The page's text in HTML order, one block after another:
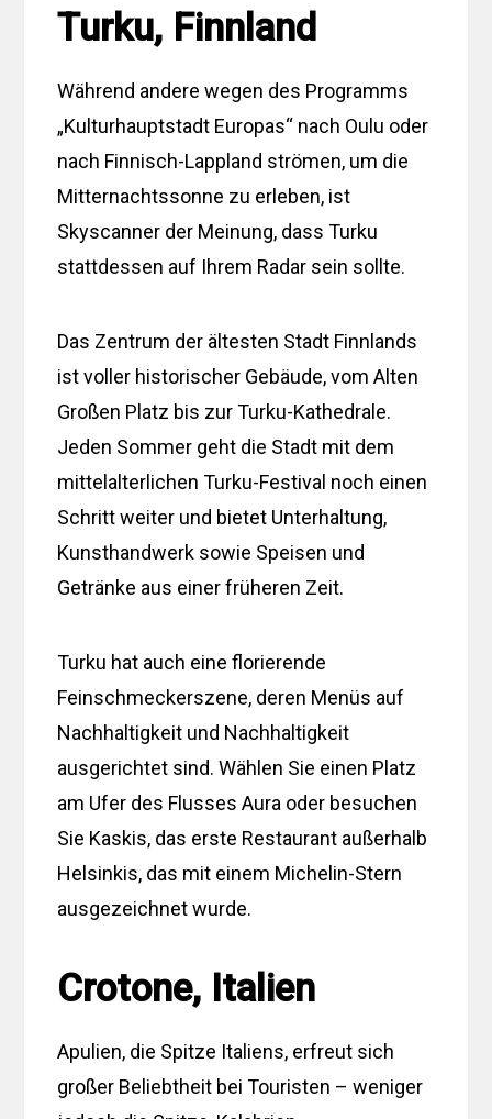
Turku, Finnland
Während andere wegen des Programms
„Kulturhauptstadt Europas“ nach Oulu oder
nach Finnisch-Lappland strömen, um die
Mitternachtssonne zu erleben, ist
Skyscanner der Meinung, dass Turku
stattdessen auf Ihrem Radar sein sollte.
Das Zentrum der ältesten Stadt Finnlands
ist voller historischer Gebäude, vom Alten
Großen Platz bis zur Turku-Kathedrale.
Jeden Sommer geht die Stadt mit dem
mittelalterlichen Turku-Festival noch einen
Schritt weiter und bietet Unterhaltung,
Kunsthandwerk sowie Speisen und
Getränke aus einer früheren Zeit.
Turku hat auch eine florierende
Feinschmeckerszene, deren Menüs auf
Nachhaltigkeit und Nachhaltigkeit
ausgerichtet sind. Wählen Sie einen Platz
am Ufer des Flusses Aura oder besuchen
Sie Kaskis, das erste Restaurant außerhalb
Helsinkis, das mit einem Michelin-Stern
ausgezeichnet wurde.
Crotone, Italien
Apulien, die Spitze Italiens, erfreut sich
großer Beliebtheit bei Touristen – weniger